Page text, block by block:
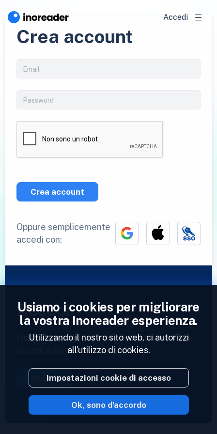
Accedi
Crea account
Crea account
Oppure semplicemente
accedi con:
Accedi
Hai già un account?Inserisci il tuo profilo e
accedi subito ai tuoi feed.
Accedi
2023 © Inoreader
Usiamo i cookies per migliorare
la vostra Inoreader esperienza.
Utilizzando il nostro sito web, ci autorizzi
all'utilizzo di cookies.
Impostazioni cookie di accesso
Ok, sono d'accordo